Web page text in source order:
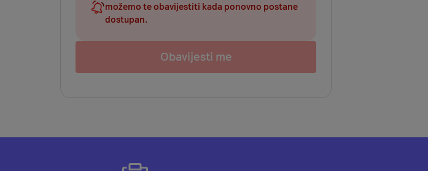
možemo te obavijestiti kada ponovno postane
dostupan.
Obavijesti me